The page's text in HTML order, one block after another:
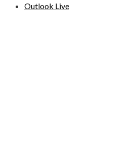
Outlook Live